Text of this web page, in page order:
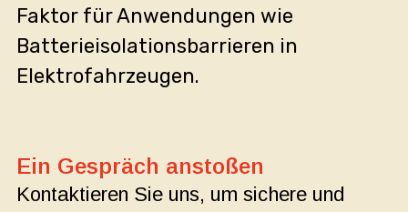
Faktor für Anwendungen wie
Batterieisolationsbarrieren in
Elektrofahrzeugen.
Ein Gespräch anstoßen
Kontaktieren Sie uns, um sichere und